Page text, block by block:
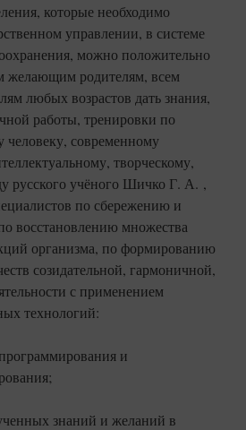
которые необходимо
управлении, в системе
можно положительно
желающим родителям, всем
любых возрастов дать знания,
работы, тренировки по
современному
творческому,
русского учёного Шичко Г. А. ,
по сбережению и
восстановлению множества
организма, по формированию
созидательной, гармоничной,
с применением
технологий:
и
знаний и желаний в